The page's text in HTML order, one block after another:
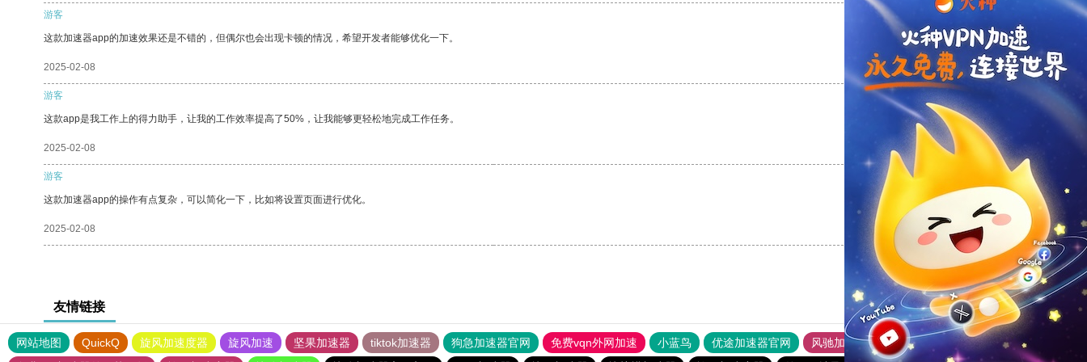
游客
这款加速器app的加速效果还是不错的，但偶尔也会出现卡顿的情况，希望开发者能够优化一下。
2025-02-08 支持 [0] 反对[0]
游客
这款app是我工作上的得力助手，让我的工作效率提高了50%，让我能够更轻松地完成工作任务。
2025-02-08 支持[0] 反对
游客
这款加速器app的操作有点复杂，可以简化一下，比如将设置页面进行优化。
2025-02-08 支持[0] 反对[0]
友情链接
网站地图 QuickQ 旋风加速度器 旋风加速 坚果加速器 tiktok加速器 狗急加速器官网 免费vqn外网加速 小蓝鸟 优途加速器官网 风驰加速器
旋风加速器